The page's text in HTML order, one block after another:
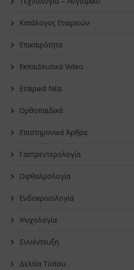
Κατάλογος Εταιρειών
Επικαιρότητα
Εκπαιδευτικά Video
Εταιρικά Νέα
Oρθοπαιδικά
Επιστημονικά Άρθρα
Γαστρεντερολογία
Οφθαλμολογία
Ενδοκρινολογία
Ψυχολογία
Συνέντευξη
Δελτία Τύπου